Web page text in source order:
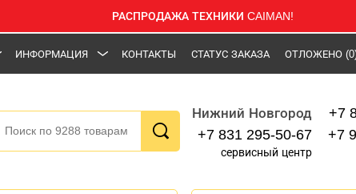
РАСПРОДАЖА ТЕХНИКИ CAIMAN!
ИНФОРМАЦИЯ КОНТАКТЫ СТАТУС ЗАКАЗА ОТЛОЖЕНО
Нижний Новгород
+7 831 295-50-67
сервисный центр
+7
+7